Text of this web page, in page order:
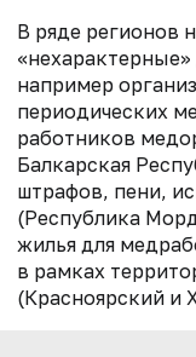
В ряде регионов
например
периодических
работников
Балкарская
штрафов, пени,
(Республика
жилья для
в рамках
(Красноярский и